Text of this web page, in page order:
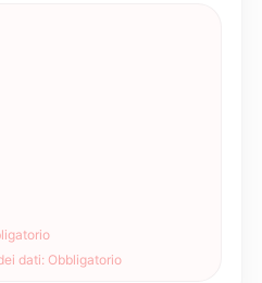
dati: Obbligatorio